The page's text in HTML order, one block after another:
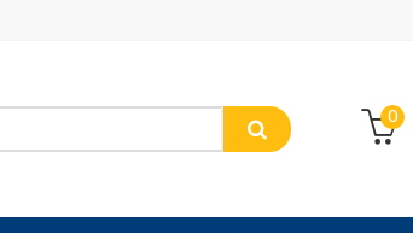
0